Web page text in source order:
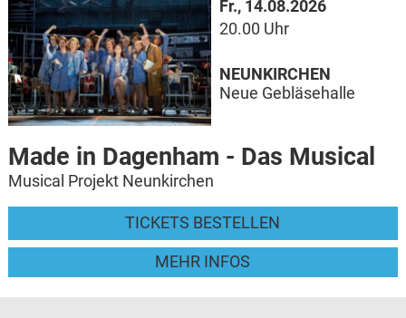
Fr., 14.08.2026
20.00 Uhr
Made in Dagenham - Das Musical
Musical Projekt Neunkirchen
TICKETS BESTELLEN
MEHR INFOS
NEUNKIRCHEN
Neue Gebläsehalle